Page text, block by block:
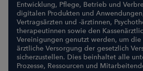
Entwicklung, Pflege, Betrieb und
digitalen Produkten und
Vertragsärzten und -ärztinnen,
therapeutinnen sowie den
Vereinigungen genutzt werden, um
ärztliche Versorgung der gesetzlich
sicherzustellen. Dies beinhaltet alle
Prozesse, Ressourcen und